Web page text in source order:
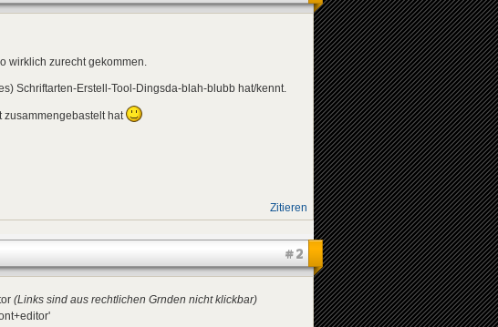
wirklich zurecht gekommen.
Schriftarten-Erstell-Tool-Dingsda-blah-blubb hat/kennt.
zusammengebastelt hat
Zitieren
#2
(Links sind aus rechtlichen Grnden nicht klickbar)